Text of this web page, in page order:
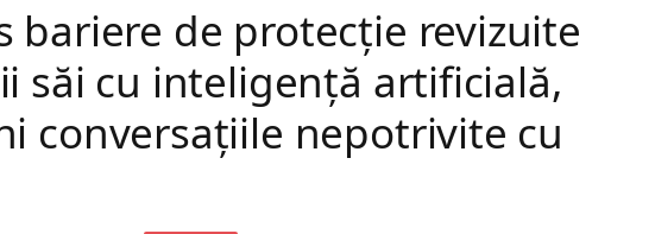
bariere de protecție revizuite
săi cu inteligență artificială,
conversațiile nepotrivite cu